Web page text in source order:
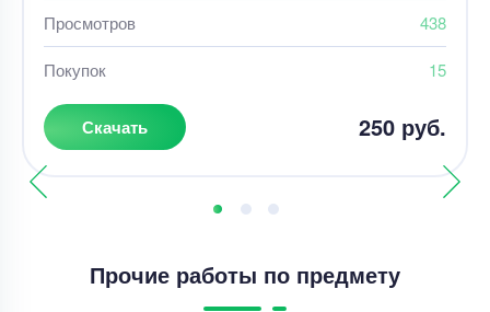
Просмотров 438
Покупок 15
Скачать 250 руб.
Прочие работы по предмету